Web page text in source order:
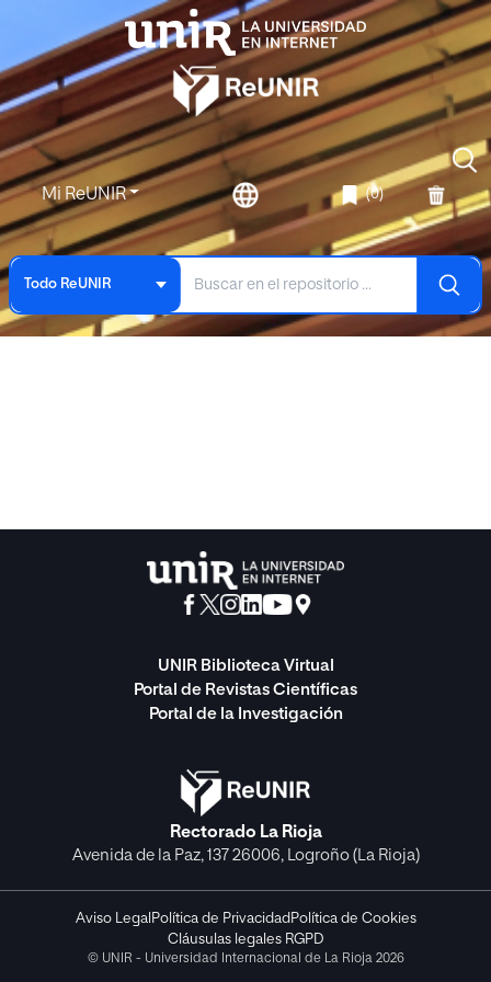
Mi ReUNIR (0)
Todo ReUNIR
UNIR Biblioteca Virtual
Portal de Revistas Científicas
Portal de la Investigación
Rectorado La Rioja
Avenida de la Paz, 137 26006, Logroño (La Rioja)
Aviso Legal Política de Privacidad Política de Cookies
Cláusulas legales RGPD
© UNIR - Universidad Internacional de La Rioja 2026